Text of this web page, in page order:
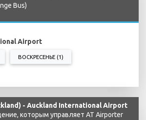
Bus)
Airport
ВОСКРЕСЕНЬЕ (1)
- Auckland International Airport
которым управляет AT Airporter